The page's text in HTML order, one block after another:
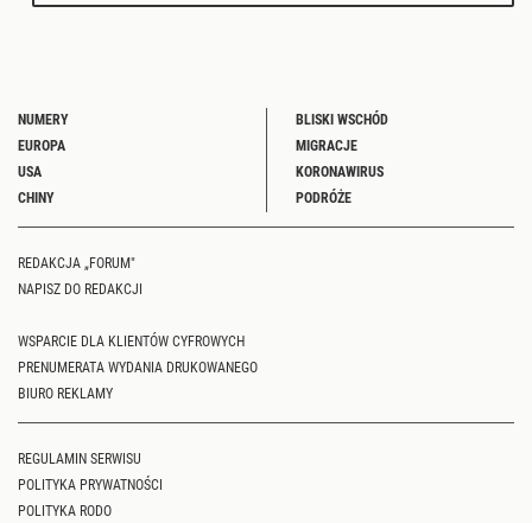
NUMERY
EUROPA
USA
CHINY
BLISKI WSCHÓD
MIGRACJE
KORONAWIRUS
PODRÓŻE
REDAKCJA „FORUM"
NAPISZ DO REDAKCJI
WSPARCIE DLA KLIENTÓW CYFROWYCH
PRENUMERATA WYDANIA DRUKOWANEGO
BIURO REKLAMY
REGULAMIN SERWISU
POLITYKA PRYWATNOŚCI
POLITYKA RODO